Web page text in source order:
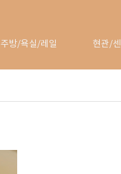
주방/욕실/레일 현관/